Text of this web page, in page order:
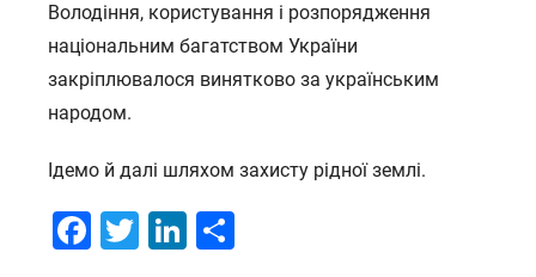
Володіння, користування і розпорядження
національним багатством України
закріплювалося винятково за українським
народом.
Ідемо й далі шляхом захисту рідної землі.
Facebook
TwitterLinkedIn